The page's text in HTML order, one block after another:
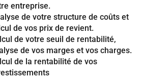
entreprise.
de votre structure de coûts et
de vos prix de revient.
de votre seuil de rentabilité,
de vos marges et vos charges.
de la rentabilité de vos